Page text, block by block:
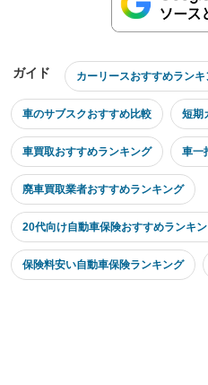
ガイド カーリースおすすめランキ
車のサブスクおすすめ比較 短期
車買取おすすめランキング 車一
廃車買取業者おすすめランキング
20代向け自動車保険おすすめランキ
保険料安い自動車保険ランキング